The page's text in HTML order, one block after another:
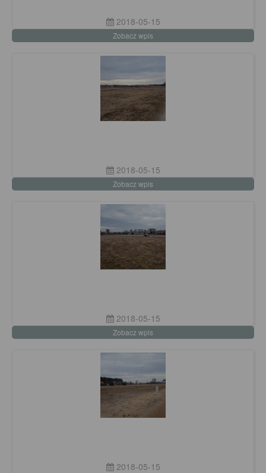
2018-05-15
Zobacz wpis
2018-05-15
Zobacz wpis
2018-05-15
Zobacz wpis
2018-05-15